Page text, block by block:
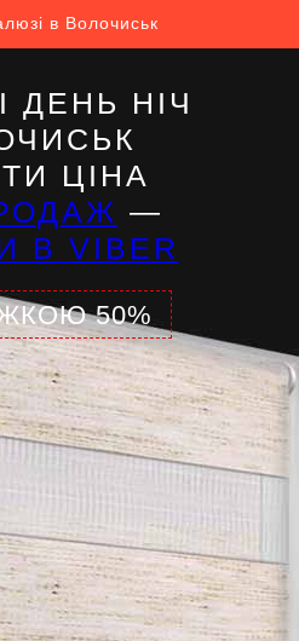
в Волочиськ
ДЕНЬ НІЧ
ЦІНА
—
В VIBER
50%